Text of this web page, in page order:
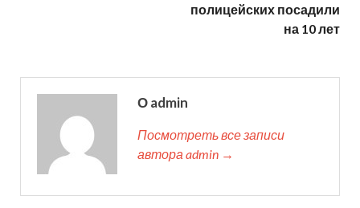
полицейских посадили
на 10 лет
О admin
Посмотреть все записи
автора admin →